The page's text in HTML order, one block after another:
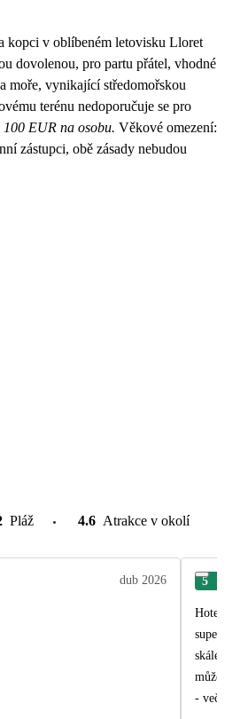
kopci v oblíbeném letovisku Lloret
dovolenou, pro partu přátel, vhodné
moře, vynikající středomořskou
terénu nedoporučuje se pro
EUR na osobu. Věkové omezení:
zástupci, obě zásady nebudou
Pláž 4.6 Atrakce v okolí
dub 2026 5
Hotel byl
super, že
skále,
může být náročná. Obecně byli v hotelu spíše dospělí a málo rodin s
- večerní program ale